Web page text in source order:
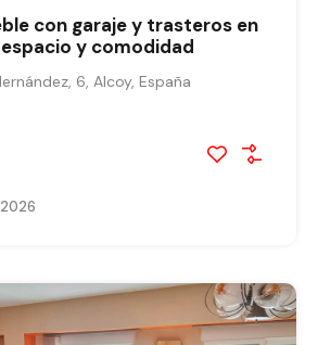
con garaje y trasteros en
espacio y comodidad
6, Alcoy, España